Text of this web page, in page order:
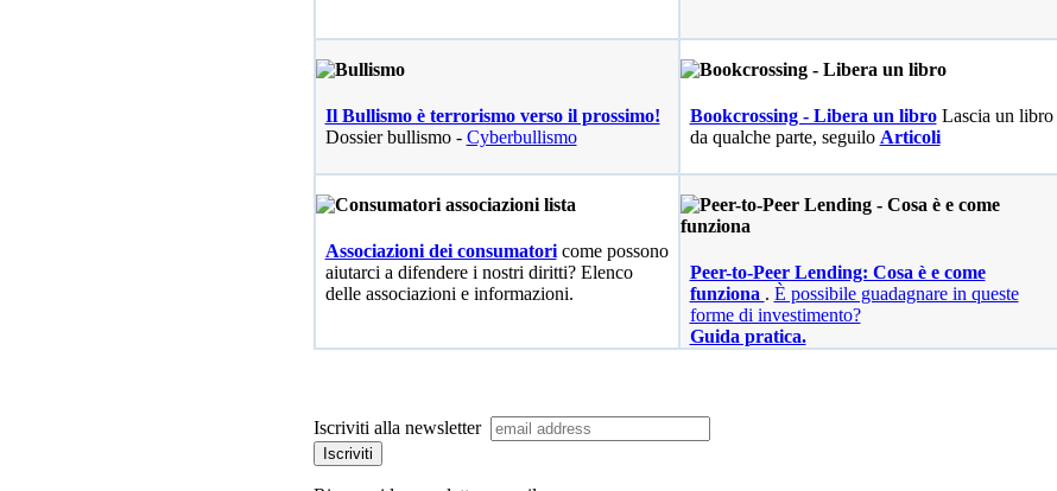
Il Bullismo è terrorismo verso il prossimo!
Dossier bullismo - Cyberbullismo
Bookcrossing - Libera un libroLascia un libro
da qualche parte, seguilo Articoli
Associazioni dei consumatoricome possono
aiutarci a difendere i nostri diritti? Elenco
delle associazioni e informazioni.
Peer-to-Peer Lending: Cosa è e come
funziona . È possibile guadagnare in queste
forme di investimento?
Guida pratica.
Iscriviti alla newsletter